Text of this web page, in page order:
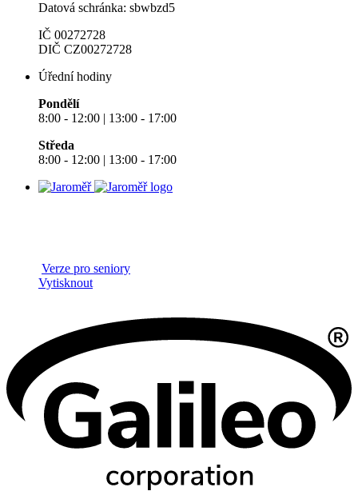
Datová schránka: sbwbzd5
IČ 00272728
DIČ CZ00272728
Úřední hodiny
Pondělí
8:00 - 12:00 | 13:00 - 17:00
Středa
8:00 - 12:00 | 13:00 - 17:00
Verze pro seniory
Vytisknout